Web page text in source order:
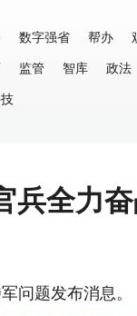
数字强省 帮办
监管 智库 政法
兵全力
问题发布消息。